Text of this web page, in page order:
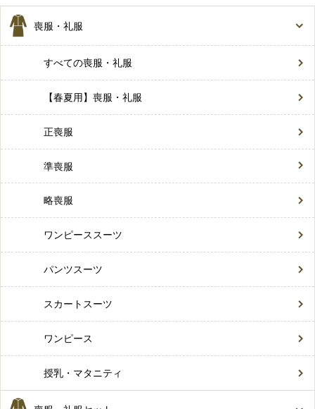
喪服・礼服
すべての喪服・礼服
【春夏用】喪服・礼服
正喪服
準喪服
略喪服
ワンピーススーツ
パンツスーツ
スカートスーツ
ワンピース
授乳・マタニティ